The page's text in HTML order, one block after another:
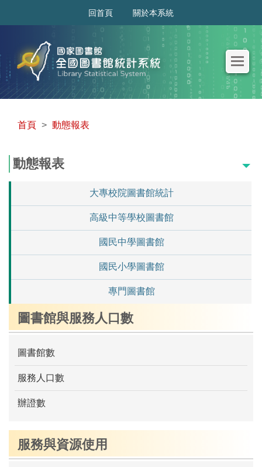
回首頁 關於本系統
首頁 > 動態報表
動態報表
大專校院圖書館統計
高級中等學校圖書館
國民中學圖書館
國民小學圖書館
專門圖書館
圖書館與服務人口數
圖書館數
服務人口數
辦證數
服務與資源使用